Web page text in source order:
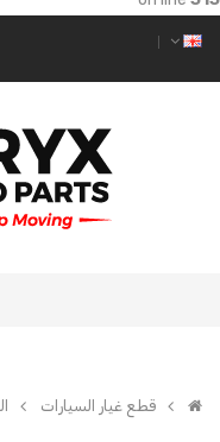
اليابانية لكزس